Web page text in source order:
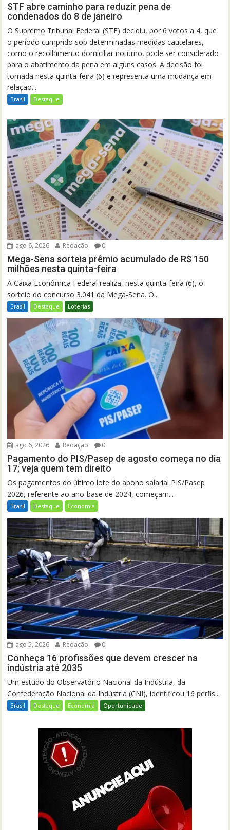
STF abre caminho para reduzir pena de
condenados do 8 de janeiro
O Supremo Tribunal Federal (STF) decidiu, por 6 votos a 4, que
o período cumprido sob determinadas medidas cautelares,
como o recolhimento domiciliar noturno, pode ser considerado
para o abatimento da pena em alguns casos. A decisão foi
tomada nesta quinta-feira (6) e representa uma mudança em
relação...
Brasil Destaque
ago 6, 2026 Redação 0
Mega-Sena sorteia prêmio acumulado de R$ 150
milhões nesta quinta-feira
A Caixa Econômica Federal realiza, nesta quinta-feira (6), o
sorteio do concurso 3.041 da Mega-Sena. O...
Brasil Destaque Loterias
ago 6, 2026 Redação 0
Pagamento do PIS/Pasep de agosto começa no dia
17; veja quem tem direito
Os pagamentos do último lote do abono salarial PIS/Pasep
2026, referente ao ano-base de 2024, começam...
Brasil Destaque Economia
ago 5, 2026 Redação 0
Conheça 16 profissões que devem crescer na
indústria até 2035
Um estudo do Observatório Nacional da Indústria, da
Confederação Nacional da Indústria (CNI), identificou 16 perfis...
Brasil Destaque Economia Oportunidade